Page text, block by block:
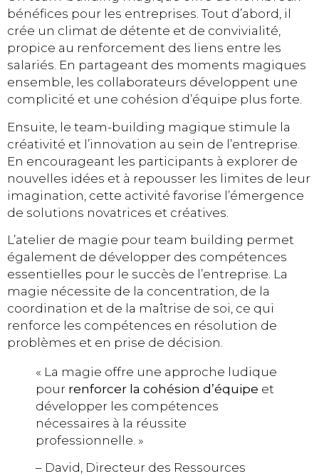
bénéfices pour les entreprises. Tout d’abord, il
crée un climat de détente et de convivialité,
propice au renforcement des liens entre les
salariés. En partageant des moments magiques
ensemble, les collaborateurs développent une
complicité et une cohésion d’équipe plus forte.
Ensuite, le team-building magique stimule la
créativité et l’innovation au sein de l’entreprise.
En encourageant les participants à explorer de
nouvelles idées et à repousser les limites de leur
imagination, cette activité favorise l’émergence
de solutions novatrices et créatives.
L’atelier de magie pour team building permet
également de développer des compétences
essentielles pour le succès de l’entreprise. La
magie nécessite de la concentration, de la
coordination et de la maîtrise de soi, ce qui
renforce les compétences en résolution de
problèmes et en prise de décision.
« La magie offre une approche ludique
pour renforcer la cohésion d’équipe et
développer les compétences
nécessaires à la réussite
professionnelle. »
– David, Directeur des Ressources